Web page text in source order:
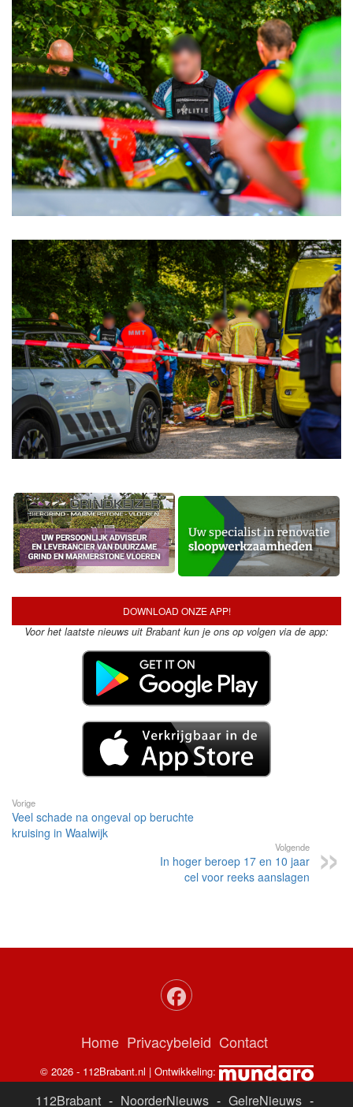
DOWNLOAD ONZE APP!
Voor het laatste nieuws uit Brabant kun je ons op volgen via de app:
Vorige
Veel schade na ongeval op beruchte
kruising in Waalwijk
Volgende
In hoger beroep 17 en 10 jaar
cel voor reeks aanslagen
Home Privacybeleid Contact
© 2026 - 112Brabant.nl | Ontwikkeling:
112Brabant - NoorderNieuws - GelreNieuws -